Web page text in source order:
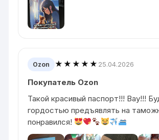
Ozon ★★★★★ 25.04.2026
Покупатель Ozon
Такой красивый паспорт!!! Вау!!!
гордостью предъявлять на
понравился!